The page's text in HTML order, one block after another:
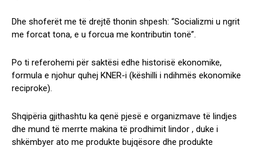
Dhe shoferët me të drejtē thonin shpesh: “Socializmi u ngrit
me forcat tona, e u forcua me kontributin tonë”.
Po ti referohemi për saktësi edhe historisë ekonomike,
formula e njohur quhej KNER-i (këshilli i ndihmës ekonomike
reciproke).
Shqipëria gjithashtu ka qenë pjesë e organizmave të lindjes
dhe mund të merrte makina të prodhimit lindor , duke i
shkëmbyer ato me produkte bujqësore dhe produkte